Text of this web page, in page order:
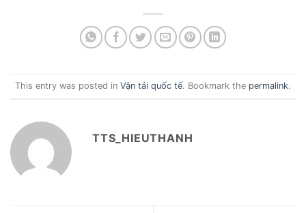
This entry was posted in Vận tải quốc tế. Bookmark the permalink.
TTS_HIEUTHANH